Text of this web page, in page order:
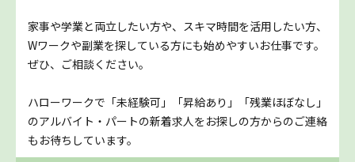
家事や学業と両立したい方や、スキマ時間を活用したい方、
Wワークや副業を探している方にも始めやすいお仕事です。
ぜひ、ご相談ください。
ハローワークで「未経験可」「昇給あり」「残業ほぼなし」
のアルバイト・パートの新着求人をお探しの方からのご連絡
もお待ちしています。